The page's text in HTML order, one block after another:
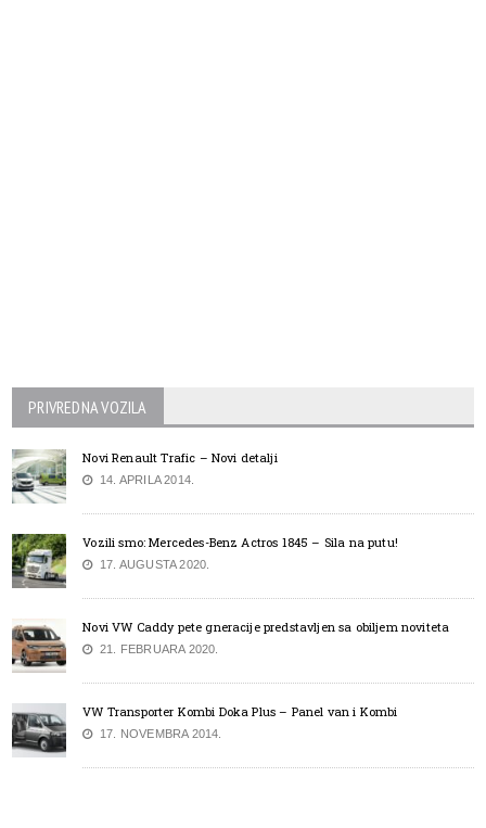
PRIVREDNA VOZILA
Novi Renault Trafic – Novi detalji
14. APRILA 2014.
Vozili smo: Mercedes-Benz Actros 1845 – Sila na putu!
17. AUGUSTA 2020.
Novi VW Caddy pete gneracije predstavljen sa obiljem noviteta
21. FEBRUARA 2020.
VW Transporter Kombi Doka Plus – Panel van i Kombi
17. NOVEMBRA 2014.